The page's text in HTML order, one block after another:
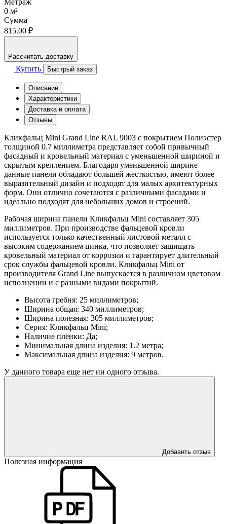
0 м²
Сумма
815.00 ₽
Рассчитать доставку
Купить Быстрый заказ
Описание
Характеристики
Доставка и оплата
Отзывы
Кликфальц Mini Grand Line RAL 9003 с покрытием Полиэстер
толщиной 0.7 миллиметра представляет собой привычный
фасадный и кровельный материал с уменьшенной шириной и
скрытым креплением. Благодаря уменьшенной ширине
данные панели обладают большей жесткостью, имеют более
выразительный дизайн и подходят для малых архитектурных
форм. Они отлично сочетаются с различными фасадами и
идеально подходят для небольших домов и строений.
Рабочая ширина панели Кликфальц Mini составляет 305
миллиметров. При производстве фальцевой кровли
используется только качественный листовой металл с
высоким содержанием цинка, что позволяет защищать
кровельный материал от коррозии и гарантирует длительный
срок службы фальцевой кровли. Кликфальц Mini от
производителя Grand Line выпускается в различном цветовом
исполнении и с разными видами покрытий.
Высота гребня: 25 миллиметров;
Ширина общая: 340 миллиметров;
Ширина полезная: 305 миллиметров;
Серия: Кликфальц Mini;
Наличие плёнки: Да;
Минимальная длина изделия: 1.2 метра;
Максимальная длина изделия: 9 метров.
У данного товара еще нет ни одного отзыва.
Добавить отзыв
Полезная информация